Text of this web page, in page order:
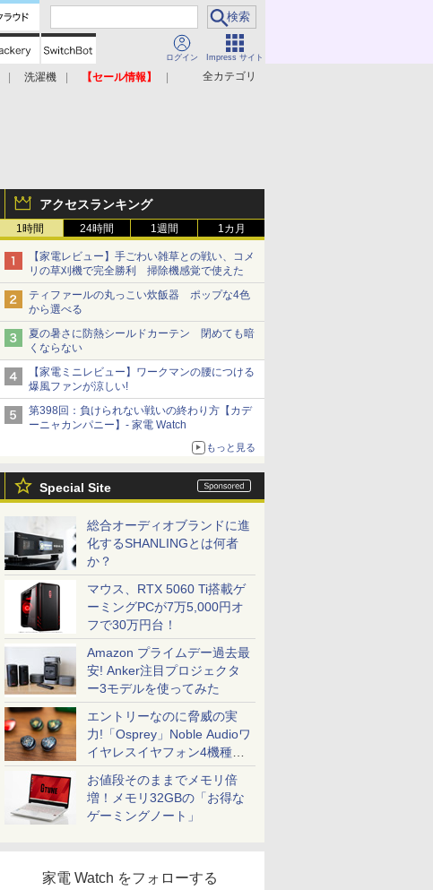
ログイン Impress サイト
全カテゴリ
洗濯機
【セール情報】
アクセスランキング
1時間 24時間 1週間 1カ月
【家電レビュー】手ごわい雑草との戦い、コメ
リの草刈機で完全勝利 掃除機感覚で使えた
ティファールの丸っこい炊飯器 ポップな4色
から選べる
夏の暑さに防熱シールドカーテン 閉めても暗
くならない
【家電ミニレビュー】ワークマンの腰につける
爆風ファンが涼しい!
第398回：負けられない戦いの終わり方【カデ
ーニャカンパニー】- 家電 Watch
もっと見る
Special Site
総合オーディオブランドに進
化するSHANLINGとは何者
か？
マウス、RTX 5060 Ti搭載ゲ
ーミングPCが7万5,000円オ
フで30万円台！
Amazon プライムデー過去最
安! Anker注目プロジェクタ
ー3モデルを使ってみた
エントリーなのに脅威の実
力!「Osprey」Noble Audioワ
イヤレスイヤフォン4機種を
一気に聴く
お値段そのままでメモリ倍
増！メモリ32GBの「お得な
ゲーミングノート」
家電 Watch をフォローする